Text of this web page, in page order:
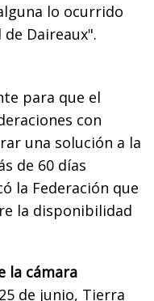
lo ocurrido
Daireaux".
para que el
con
una solución a la
de 60 días
la Federación que
la disponibilidad
la cámara
de junio, Tierra